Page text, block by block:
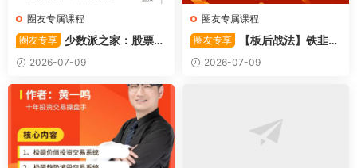
圈友专属课程
圈友专享
少数派之家：股票操
作系统—从入门到精通
2026-07-09
圈友专属课程
圈友专享
【板后战法】铁韭菜
板后强势战法
2026-07-09